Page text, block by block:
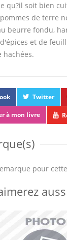
qu?il soit bien
de terre
beurre fondu,
et de
hachées.
Twitter
à mon livre
pour